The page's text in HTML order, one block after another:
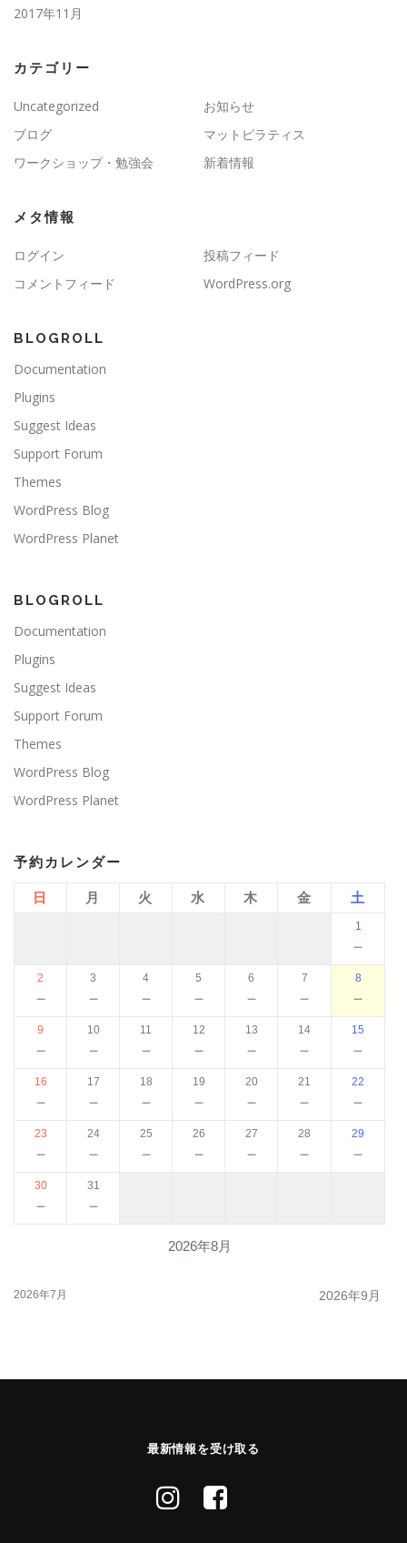
2017年11月
カテゴリー
Uncategorized
お知らせ
ブログ
マットピラティス
ワークショップ・勉強会
新着情報
メタ情報
ログイン
投稿フィード
コメントフィード
WordPress.org
BLOGROLL
Documentation
Plugins
Suggest Ideas
Support Forum
Themes
WordPress Blog
WordPress Planet
BLOGROLL
Documentation
Plugins
Suggest Ideas
Support Forum
Themes
WordPress Blog
WordPress Planet
予約カレンダー
2026年8月
日 月 火 水 木 金 土
1
－
2
－
3
－
4
－
5
－
6
－
7
－
8
－
9
－
10
－
11
－
12
－
13
－
14
－
15
－
16
－
17
－
18
－
19
－
20
－
21
－
22
－
23
－
24
－
25
－
26
－
27
－
28
－
29
－
30
－
31
－
2026年7月 2026年9月
最新情報を受け取る